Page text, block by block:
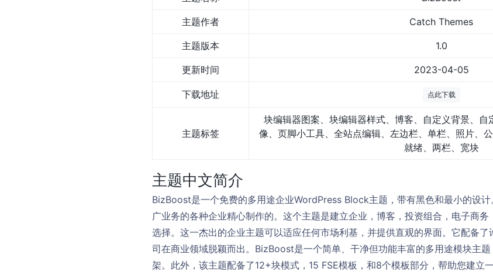
主题作者 Catch Themes
主题版本 1.0
更新时间 2023-04-05
下载地址 点此下载
主题标签
块编辑器图案、块编辑器样式、博客、自定义背景、自
像、页脚小工具、全站点编辑、左边栏、单栏、照片、
就绪、两栏、宽块
主题中文简介
BizBoost是一个免费的多用途企业WordPress Block主题，带有黑色和最小的设
广业务的各种企业精心制作的。这个主题是建立企业，博客，投资组合，电子商
选择。这一杰出的企业主题可以适应任何市场利基，并提供直观的界面。它配备
司在商业领域脱颖而出。BizBoost是一个简单、干净但功能丰富的多用途模块主
架。此外，该主题配备了12+块模式，15 FSE模板，和8个模板部分，帮助您建立